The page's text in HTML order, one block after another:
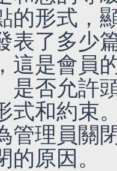
的形式，
表了多少
這是會員
是否允許
式和約束
管理員關
原因。